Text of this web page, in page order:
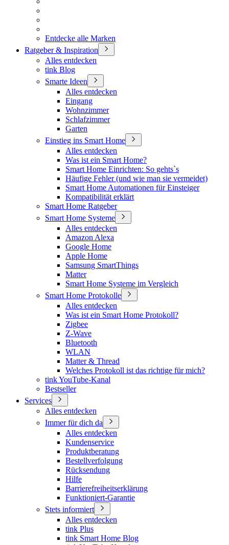
Entdecke alle Marken
Ratgeber & Inspiration
Alles entdecken
tink Blog
Smarte Ideen
Alles entdecken
Eingang
Wohnzimmer
Schlafzimmer
Garten
Einstieg ins Smart Home
Alles entdecken
Was ist ein Smart Home?
Smart Home Einrichten: So gehts`s
Häufige Fehler (und wie man sie vermeidet)
Smart Home Automationen für Einsteiger
Kompatibilität erklärt
Smart Home Ratgeber
Smart Home Systeme
Alles entdecken
Amazon Alexa
Google Home
Apple Home
Samsung SmartThings
Matter
Smart Home Systeme im Vergleich
Smart Home Protokolle
Alles entdecken
Was ist ein Smart Home Protokoll?
Zigbee
Z-Wave
Bluetooth
WLAN
Matter & Thread
Welches Protokoll ist das richtige für mich?
tink YouTube-Kanal
Bestseller
Services
Alles entdecken
Immer für dich da
Alles entdecken
Kundenservice
Produktberatung
Bestellverfolgung
Rücksendung
Hilfe
Barrierefreiheitserklärung
Funktioniert-Garantie
Stets informiert
Alles entdecken
tink Plus
tink Smart Home Blog